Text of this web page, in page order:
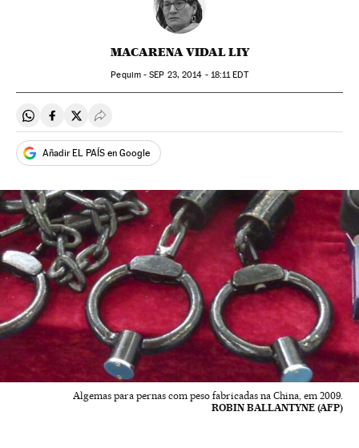
MACARENA VIDAL LIY
Pequim -SEP 23, 2014 - 18:11EDT
Compartir en Whatsapp
Compartir en Facebook
Compartir en Twitter
Desplegar Redes Sociales
Añadir EL PAÍS en Google
Algemas para pernas com peso fabricadas na China, em 2009.
ROBIN BALLANTYNE (AFP)